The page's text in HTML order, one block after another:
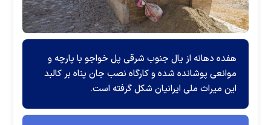
هفده دهانه از یال جنوب شرقی پل خواجو با پارچه و
موانعی پوشانده شده و کارگاه نصب جان پناه بر کالبد
این میراث ملی ایرانیان شکل گرفته است.